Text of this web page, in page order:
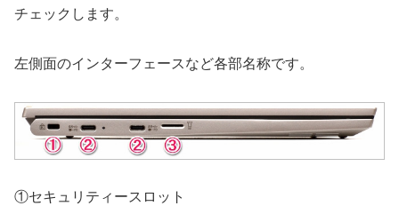
チェックします。
左側面のインターフェースなど各部名称です。
①セキュリティースロット